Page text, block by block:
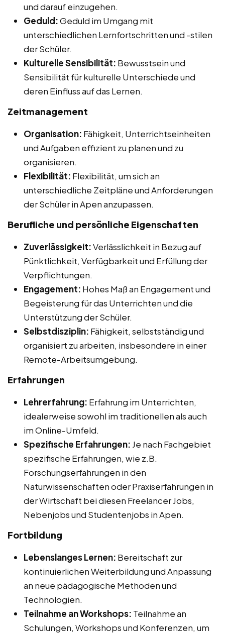
und darauf einzugehen.
Geduld:Geduld im Umgang mit
unterschiedlichen Lernfortschritten und -stilen
der Schüler.
Kulturelle Sensibilität: Bewusstsein und
Sensibilität für kulturelle Unterschiede und
deren Einfluss auf das Lernen.
Zeitmanagement
Organisation: Fähigkeit, Unterrichtseinheiten
und Aufgaben effizient zu planen und zu
organisieren.
Flexibilität: Flexibilität, um sich an
unterschiedliche Zeitpläne und Anforderungen
der Schüler in Apen anzupassen.
Berufliche und persönliche Eigenschaften
Zuverlässigkeit:Verlässlichkeit in Bezug auf
Pünktlichkeit, Verfügbarkeit und Erfüllung der
Verpflichtungen.
Engagement: Hohes Maß an Engagement und
Begeisterung für das Unterrichten und die
Unterstützung der Schüler.
Selbstdisziplin: Fähigkeit, selbstständig und
organisiert zu arbeiten, insbesondere in einer
Remote-Arbeitsumgebung.
Erfahrungen
Lehrerfahrung: Erfahrung im Unterrichten,
idealerweise sowohl im traditionellen als auch
im Online-Umfeld.
Spezifische Erfahrungen: Je nach Fachgebiet
spezifische Erfahrungen, wie z.B.
Forschungserfahrungen in den
Naturwissenschaften oder Praxiserfahrungen in
der Wirtschaft bei diesen Freelancer Jobs,
Nebenjobs und Studentenjobs in Apen.
Fortbildung
Lebenslanges Lernen: Bereitschaft zur
kontinuierlichen Weiterbildung und Anpassung
an neue pädagogische Methoden und
Technologien.
Teilnahme an Workshops: Teilnahme an
Schulungen, Workshops und Konferenzen, um